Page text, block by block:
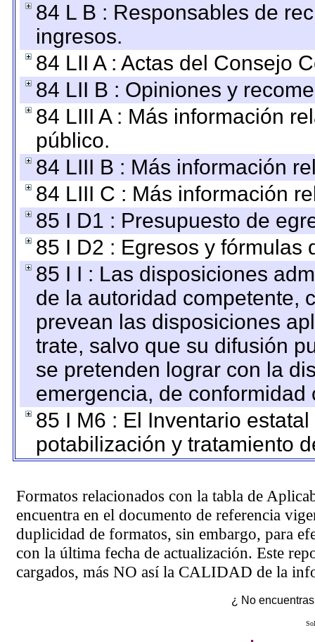
84 L B : Responsables de
ingresos.
84 LII A : Actas del Consejo
84 LII B : Opiniones y
84 LIII A : Más información
público.
84 LIII B : Más información
84 LIII C : Más información
85 I D1 : Presupuesto de
85 I D2 : Egresos y fórmulas
85 I I : Las disposiciones
de la autoridad competente,
prevean las disposiciones
trate, salvo que su difusión
se pretenden lograr con la
emergencia, de
85 I M6 : El Inventario
potabilización y tratamiento
Formatos relacionados con la tabla de
encuentra en el documento de referencia
duplicidad de formatos, sin embargo, para
con la última fecha de actualización. Este
cargados, más NO así la CALIDAD de la
¿ No